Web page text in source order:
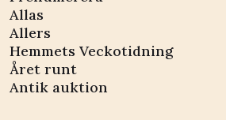
Allas
Allers
Hemmets Veckotidning
Året runt
Antik auktion